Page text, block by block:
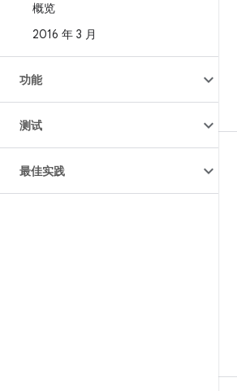
概览
2016 年 3 月
功能
测试
最佳实践